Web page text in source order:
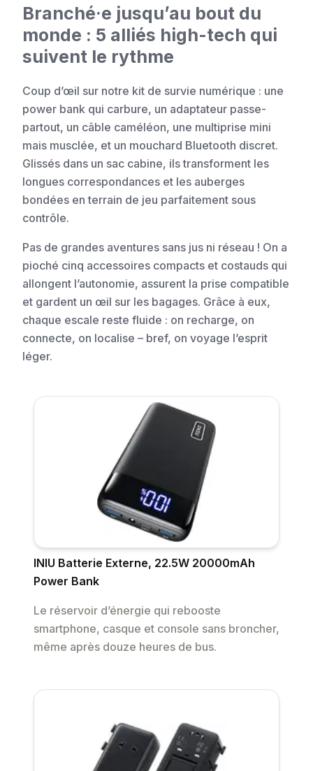
Branché·e jusqu’au bout du
monde : 5 alliés high-tech qui
suivent le rythme
Coup d’œil sur notre kit de survie numérique : une
power bank qui carbure, un adaptateur passe-
partout, un câble caméléon, une multiprise mini
mais musclée, et un mouchard Bluetooth discret.
Glissés dans un sac cabine, ils transforment les
longues correspondances et les auberges
bondées en terrain de jeu parfaitement sous
contrôle.
Pas de grandes aventures sans jus ni réseau ! On a
pioché cinq accessoires compacts et costauds qui
allongent l’autonomie, assurent la prise compatible
et gardent un œil sur les bagages. Grâce à eux,
chaque escale reste fluide : on recharge, on
connecte, on localise – bref, on voyage l’esprit
léger.
INIU Batterie Externe, 22.5W 20000mAh
Power Bank
Le réservoir d’énergie qui rebooste
smartphone, casque et console sans broncher,
même après douze heures de bus.